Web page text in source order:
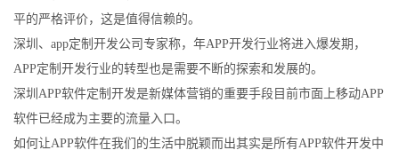
平的严格评价，这是值得信赖的。
深圳、app定制开发公司专家称，年APP开发行业将进入爆发期，
APP定制开发行业的转型也是需要不断的探索和发展的。
深圳APP软件定制开发是新媒体营销的重要手段目前市面上移动APP
软件已经成为主要的流量入口。
如何让APP软件在我们的生活中脱颖而出其实是所有APP软件开发中